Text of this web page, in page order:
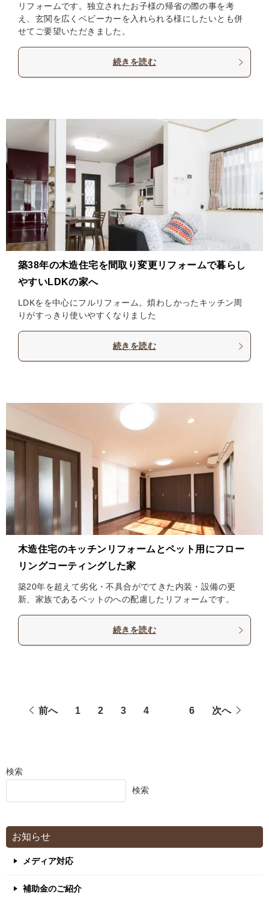
リフォームです。独立されたお子様の帰省の際の事を考
え、玄関を広くベビーカーを入れられる様にしたいとも併
せてご要望いただきました。
続きを読む
築38年の木造住宅を間取り変更リフォームで暮らし
やすいLDKの家へ
LDKをを中心にフルリフォーム。煩わしかったキッチン周
りがすっきり使いやすくなりました
続きを読む
木造住宅のキッチンリフォームとペット用にフロー
リングコーティングした家
築20年を超えて劣化・不具合がでてきた内装・設備の更
新、家族であるペットのへの配慮したリフォームです。
続きを読む
前へ 1 2 3 4 6 次へ
検索
検索
お知らせ
メディア対応
補助金のご紹介